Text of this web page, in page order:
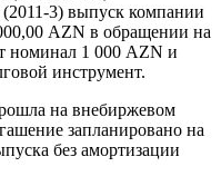
3) выпуск компании
AZN в обращении на
номинал 1 000 AZN и
инструмент.
на внебиржевом
запланировано на
без амортизации